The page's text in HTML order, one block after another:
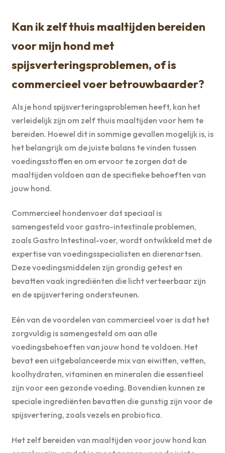
Kan ik zelf thuis maaltijden bereiden
voor mijn hond met
spijsverteringsproblemen, of is
commercieel voer betrouwbaarder?
Als je hond spijsverteringsproblemen heeft, kan het
verleidelijk zijn om zelf thuis maaltijden voor hem te
bereiden. Hoewel dit in sommige gevallen mogelijk is, is
het belangrijk om de juiste balans te vinden tussen
voedingsstoffen en om ervoor te zorgen dat de
maaltijden voldoen aan de specifieke behoeften van
jouw hond.
Commercieel hondenvoer dat speciaal is
samengesteld voor gastro-intestinale problemen,
zoals Gastro Intestinal-voer, wordt ontwikkeld met de
expertise van voedingsspecialisten en dierenartsen.
Deze voedingsmiddelen zijn grondig getest en
bevatten vaak ingrediënten die licht verteerbaar zijn
en de spijsvertering ondersteunen.
Eén van de voordelen van commercieel voer is dat het
zorgvuldig is samengesteld om aan alle
voedingsbehoeften van jouw hond te voldoen. Het
bevat een uitgebalanceerde mix van eiwitten, vetten,
koolhydraten, vitaminen en mineralen die essentieel
zijn voor een gezonde voeding. Bovendien kunnen ze
speciale ingrediënten bevatten die gunstig zijn voor de
spijsvertering, zoals vezels en probiotica.
Het zelf bereiden van maaltijden voor jouw hond kan